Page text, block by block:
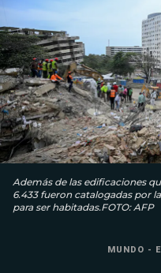
Además de las edificaciones
6.433 fueron catalogadas por
para ser habitadas.FOTO: AFP
MUNDO -